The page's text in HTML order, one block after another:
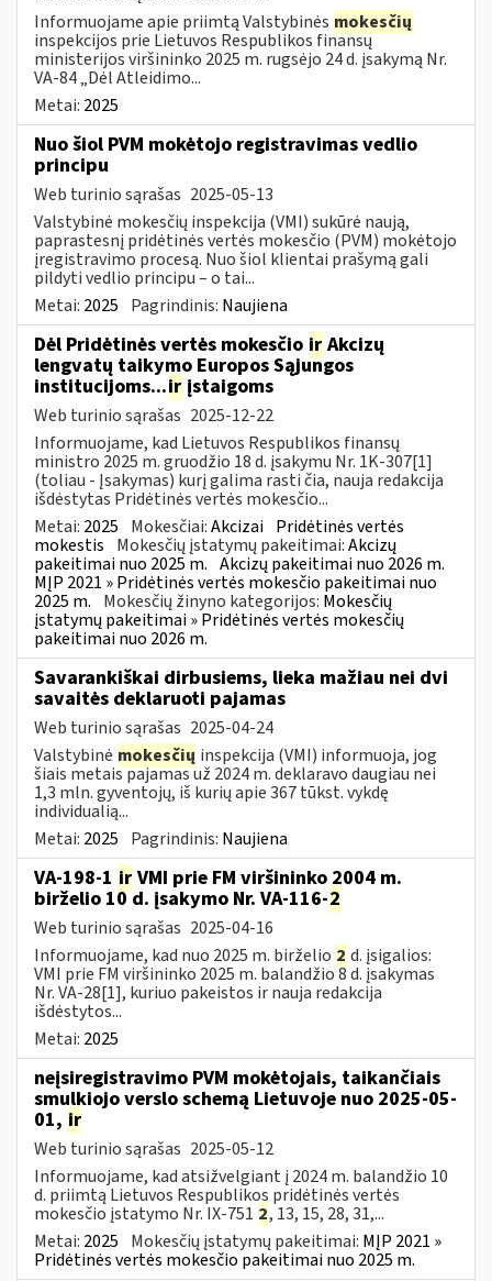
Informuojame apie priimtą Valstybinės mokesčių
inspekcijos prie Lietuvos Respublikos finansų
ministerijos viršininko 2025 m. rugsėjo 24 d. įsakymą Nr.
VA-84 „Dėl Atleidimo...
Metai: 2025
Nuo šiol PVM mokėtojo registravimas vedlio
principu
Web turinio sąrašas 2025-05-13
Valstybinė mokesčių inspekcija (VMI) sukūrė naują,
paprastesnį pridėtinės vertės mokesčio (PVM) mokėtojo
įregistravimo procesą. Nuo šiol klientai prašymą gali
pildyti vedlio principu – o tai...
Metai: 2025 Pagrindinis: Naujiena
Dėl Pridėtinės vertės mokesčio ir Akcizų
lengvatų taikymo Europos Sąjungos
institucijoms...ir įstaigoms
Web turinio sąrašas 2025-12-22
Informuojame, kad Lietuvos Respublikos finansų
ministro 2025 m. gruodžio 18 d. įsakymu Nr. 1K-307[1]
(toliau - Įsakymas) kurį galima rasti čia, nauja redakcija
išdėstytas Pridėtinės vertės mokesčio...
Metai: 2025 Mokesčiai:Akcizai Pridėtinės vertės
mokestis Mokesčių įstatymų pakeitimai:Akcizų
pakeitimai nuo 2025 m. Akcizų pakeitimai nuo 2026 m.
MĮP 2021 » Pridėtinės vertės mokesčio pakeitimai nuo
2025 m. Mokesčių žinyno kategorijos: Mokesčių
įstatymų pakeitimai » Pridėtinės vertės mokesčių
pakeitimai nuo 2026 m.
Savarankiškai dirbusiems, lieka mažiau nei dvi
savaitės deklaruoti pajamas
Web turinio sąrašas 2025-04-24
Valstybinė mokesčių inspekcija (VMI) informuoja, jog
šiais metais pajamas už 2024 m. deklaravo daugiau nei
1,3 mln. gyventojų, iš kurių apie 367 tūkst. vykdę
individualią...
Metai: 2025 Pagrindinis: Naujiena
VA-198-1 ir VMI prie FM viršininko 2004 m.
birželio 10 d. įsakymo Nr. VA-116-2
Web turinio sąrašas 2025-04-16
Informuojame, kad nuo 2025 m. birželio 2 d. įsigalios:
VMI prie FM viršininko 2025 m. balandžio 8 d. įsakymas
Nr. VA-28[1], kuriuo pakeistos ir nauja redakcija
išdėstytos...
Metai: 2025
neįsiregistravimo PVM mokėtojais, taikančiais
smulkiojo verslo schemą Lietuvoje nuo 2025-05-
01, ir
Web turinio sąrašas 2025-05-12
Informuojame, kad atsižvelgiant į 2024 m. balandžio 10
d. priimtą Lietuvos Respublikos pridėtinės vertės
mokesčio įstatymo Nr. IX-751 2, 13, 15, 28, 31,...
Metai: 2025 Mokesčių įstatymų pakeitimai: MĮP 2021 »
Pridėtinės vertės mokesčio pakeitimai nuo 2025 m.